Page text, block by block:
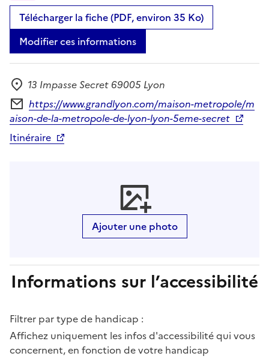
Télécharger la fiche (PDF, environ 35 Ko)
Modifier ces informations
Adresse
13 Impasse Secret 69005 Lyon
Formulaire de contact
https://www.grandlyon.com/maison-metropole/m
aison-de-la-metropole-de-lyon-lyon-5eme-secret
Itinéraire
Ajouter une photo
Informations sur l’accessibilité
Filtrer par type de handicap :
Affichez uniquement les infos d'accessibilité qui vous
concernent, en fonction de votre handicap